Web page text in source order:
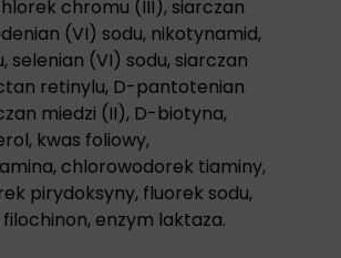
chromu (III), siarczan
(VI) sodu, nikotynamid,
selenian (VI) sodu, siarczan
retinylu, D-pantotenian
miedzi (II), D-biotyna,
kwas foliowy,
chlorowodorek tiaminy,
pirydoksyny, fluorek sodu,
enzym laktaza.